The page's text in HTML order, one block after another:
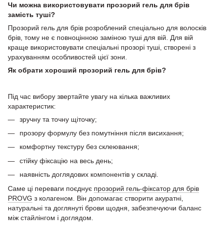
Чи можна використовувати прозорий гель для брів
замість туші?
Прозорий гель для брів розроблений спеціально для волосків
брів, тому не є повноцінною заміною туші для вій. Для вій
краще використовувати спеціальні прозорі туші, створені з
урахуванням особливостей цієї зони.
Як обрати хороший прозорий гель для брів?
Під час вибору звертайте увагу на кілька важливих
характеристик:
зручну та точну щіточку;
прозору формулу без помутніння після висихання;
комфортну текстуру без склеювання;
стійку фіксацію на весь день;
наявність доглядових компонентів у складі.
Саме ці переваги поєднує прозорий гель-фіксатор для брів
PROVG з колагеном. Він допомагає створити акуратні,
натуральні та доглянуті брови щодня, забезпечуючи баланс
між стайлінгом і доглядом.